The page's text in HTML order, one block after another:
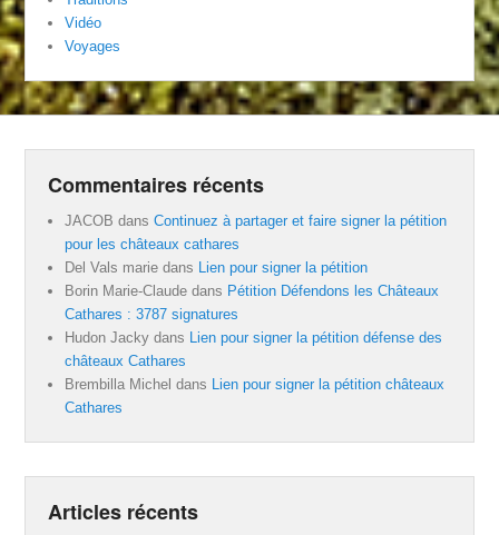
Vidéo
Voyages
Commentaires récents
JACOB dansContinuez à partager et faire signer la pétition
pour les châteaux cathares
Del Vals marie dans
Lien pour signer la pétition
Borin Marie-Claude dans Pétition Défendons les Châteaux
Cathares : 3787 signatures
Hudon Jacky dans
Lien pour signer la pétition défense des
châteaux Cathares
Brembilla Michel dans
Lien pour signer la pétition châteaux
Cathares
Articles récents